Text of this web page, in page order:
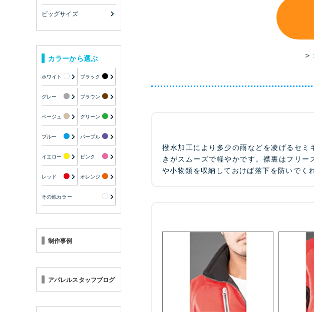
ビッグサイズ
カラーから選ぶ
ホワイト ブラック
グレー ブラウン
ベージュ グリーン
ブルー パープル
イエロー ピンク
レッド オレンジ
その他カラー
制作事例
アパレルスタッフブログ
撥水加工により多少の雨などを凌げるセ
きがスムーズで軽やかです。襟裏はフリ
や小物類を収納しておけば落下を防いでく